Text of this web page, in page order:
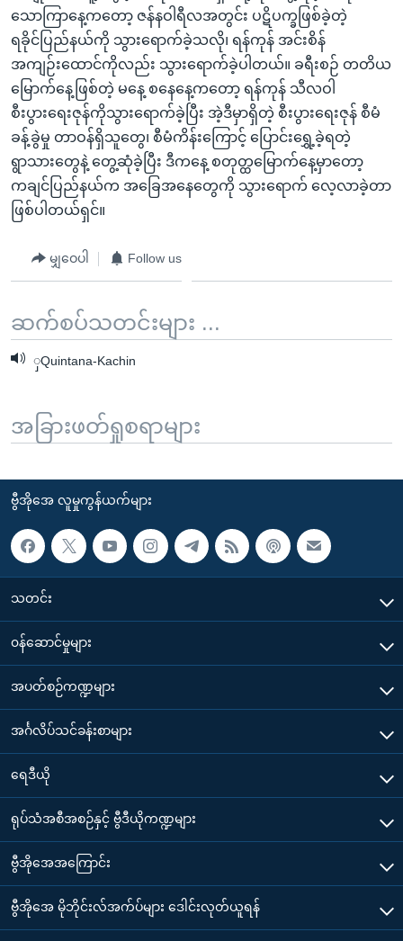
သောကြာနေ့ကတော့ ဇန်နဝါရီလအတွင်း ပဋိပက္ခဖြစ်ခဲ့တဲ့
ရခိုင်ပြည်နယ်ကို သွားရောက်ခဲ့သလို၊ ရန်ကုန် အင်းစိန်
အကျဉ်းထောင်ကိုလည်း သွားရောက်ခဲ့ပါတယ်။ ခရီးစဉ် တတိယ
မြောက်နေ့ဖြစ်တဲ့ မနေ့ စနေနေ့ကတော့ ရန်ကုန် သီလဝါ
စီးပွားရေးဇုန်ကိုသွားရောက်ခဲ့ပြီး အဲ့ဒီမှာရှိတဲ့ စီးပွားရေးဇုန် စီမံ
ခန့်ခွဲမှု တာဝန်ရှိသူတွေ၊ စီမံကိန်းကြောင့် ပြောင်းရွှေ့ခဲ့ရတဲ့
ရွာသားတွေနဲ့ တွေ့ဆုံခဲ့ပြီး ဒီကနေ့ စတုတ္ထမြောက်နေ့မှာတော့
ကချင်ပြည်နယ်က အခြေအနေတွေကို သွားရောက် လေ့လာခဲ့တာ
ဖြစ်ပါတယ်ရှင်။
မျှဝေပါ Follow us
ဆက်စပ်သတင်းများ ...
ှQuintana-Kachin
အခြားဖတ်ရှုစရာများ
ဗွီအိုအေ လူမှုကွန်ယက်များ
သတင်း
၀န်ဆောင်မှုများ
အပတ်စဉ်ကဏ္ဍများ
အင်္ဂလိပ်သင်ခန်းစာများ
ရေဒီယို
ရုပ်သံအစီအစဉ်နှင့် ဗွီဒီယိုကဏ္ဍများ
ဗွီအိုအေအကြောင်း
ဗွီအိုအေ မိုဘိုင်းလ်အက်ပ်များ ဒေါင်းလုတ်ယူရန်